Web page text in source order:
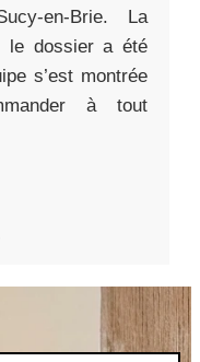
en-Brie. La
le dossier a été
s’est montrée
à tout